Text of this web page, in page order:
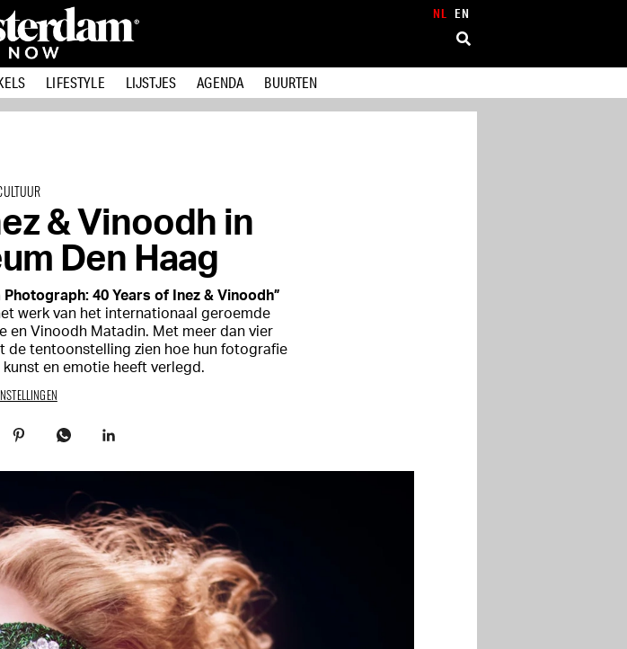
NL EN
LIFESTYLE LIJSTJES AGENDA BUURTEN
& Vinoodh in
Den Haag
Photograph: 40 Years of Inez & Vinoodh”
werk van het internationaal geroemde
en Vinoodh Matadin. Met meer dan vier
de tentoonstelling zien hoe hun fotografie
en emotie heeft verlegd.